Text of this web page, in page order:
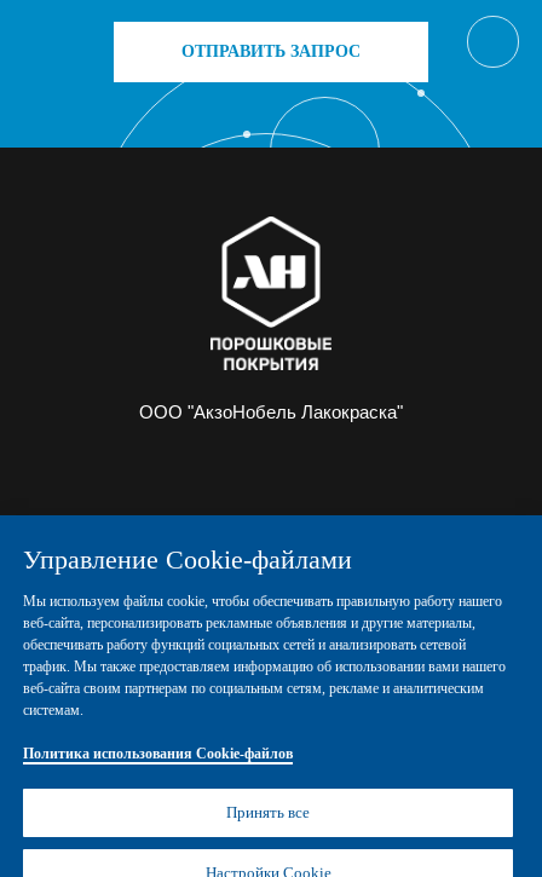
Управление Cookie-файлами
Мы используем файлы cookie, чтобы обеспечивать правильную работу нашего
веб-сайта, персонализировать рекламные объявления и другие материалы,
обеспечивать работу функций социальных сетей и анализировать сетевой
трафик. Мы также предоставляем информацию об использовании вами нашего
веб-сайта своим партнерам по социальным сетям, рекламе и аналитическим
системам.
Политика использования Cookie-файлов
Принять все
Настройки Cookie
ОТПРАВИТЬ ЗАПРОС
ООО "АкзоНобель Лакокраска"
ПОРОШКОВЫЕ КРАСКИ КОНТАКТЫ
Политика конфиденциальности
Правовые положения
© Copyright 2026 AN Powder Coatings